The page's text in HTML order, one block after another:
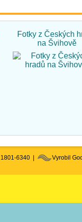
Fotky z Českých
na Švihově
1801-6340 | Vyrobil